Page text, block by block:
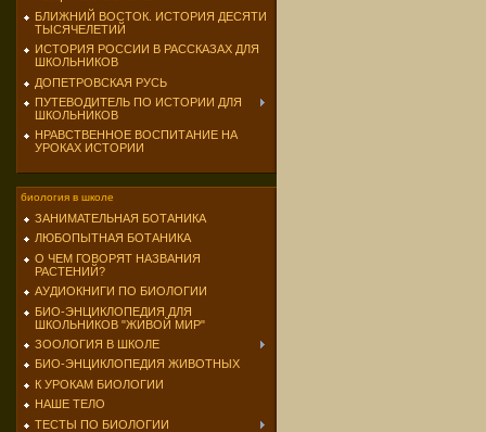
БЛИЖНИЙ ВОСТОК. ИСТОРИЯ ДЕСЯТИ
ТЫСЯЧЕЛЕТИЙ
ИСТОРИЯ РОССИИ В РАССКАЗАХ ДЛЯ
ШКОЛЬНИКОВ
ДОПЕТРОВСКАЯ РУСЬ
ПУТЕВОДИТЕЛЬ ПО ИСТОРИИ ДЛЯ
ШКОЛЬНИКОВ
НРАВСТВЕННОЕ ВОСПИТАНИЕ НА
УРОКАХ ИСТОРИИ
биология в школе
ЗАНИМАТЕЛЬНАЯ БОТАНИКА
ЛЮБОПЫТНАЯ БОТАНИКА
О ЧЕМ ГОВОРЯТ НАЗВАНИЯ
РАСТЕНИЙ?
АУДИОКНИГИ ПО БИОЛОГИИ
БИО-ЭНЦИКЛОПЕДИЯ ДЛЯ
ШКОЛЬНИКОВ "ЖИВОЙ МИР"
ЗООЛОГИЯ В ШКОЛЕ
БИО-ЭНЦИКЛОПЕДИЯ ЖИВОТНЫХ
К УРОКАМ БИОЛОГИИ
НАШЕ ТЕЛО
ТЕСТЫ ПО БИОЛОГИИ